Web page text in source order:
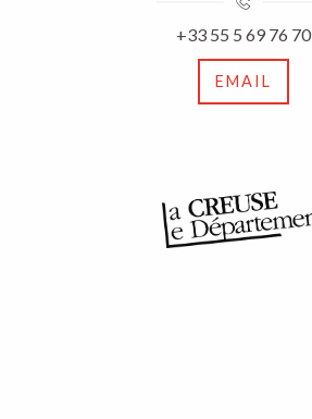
+33 55 5 69 76 70
EMAIL